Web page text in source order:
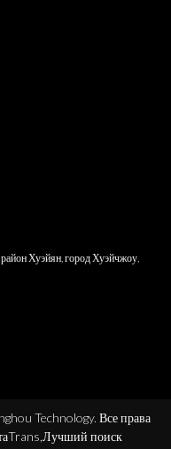
Хуэйян, город Хуэйчжоу,
Technology. Все права
Лучший поиск